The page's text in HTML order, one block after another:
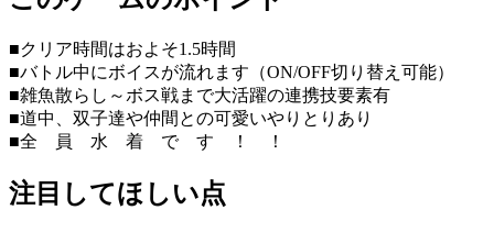
■クリア時間はおよそ1.5時間
■バトル中にボイスが流れます（ON/OFF切り替え可能）
■雑魚散らし～ボス戦まで大活躍の連携技要素有
■道中、双子達や仲間との可愛いやりとりあり
■全 員 水 着 で す ！ ！
注目してほしい点